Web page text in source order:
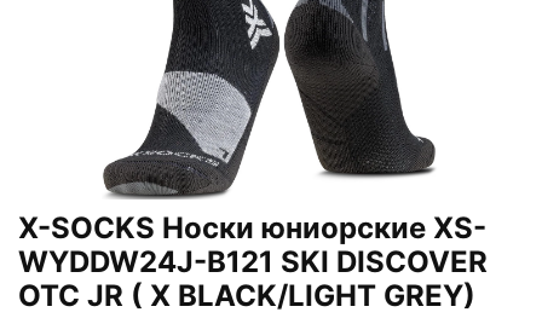
X-SOCKS Носки юниорские XS-
WYDDW24J-B121 SKI DISCOVER
OTC JR ( X BLACK/LIGHT GREY)